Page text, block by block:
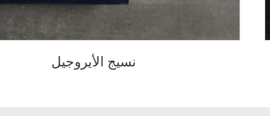
نسيج الأيروجيل